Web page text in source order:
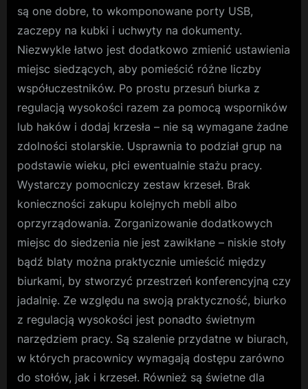
są one dobre, to wkomponowane porty USB,
zaczepy na kubki i uchwyty na dokumenty.
Niezwykle łatwo jest dodatkowo zmienić ustawienia
miejsc siedzących, aby pomieścić różne liczby
współuczestników. Po prostu przesuń biurka z
regulacją wysokości razem za pomocą wsporników
lub haków i dodaj krzesła – nie są wymagane żadne
zdolności stolarskie. Usprawnia to podział grup na
podstawie wieku, płci ewentualnie stażu pracy.
Wystarczy pomocniczy zestaw krzeseł. Brak
konieczności zakupu kolejnych mebli albo
oprzyrządowania. Zorganizowanie dodatkowych
miejsc do siedzenia nie jest zawikłane – niskie stoły
bądź blaty można praktycznie umieścić między
biurkami, by stworzyć przestrzeń konferencyjną czy
jadalnię. Ze względu na swoją praktyczność, biurko
z regulacją wysokości jest ponadto świetnym
narzędziem pracy. Są szalenie przydatne w biurach,
w których pracownicy wymagają dostępu zarówno
do stołów, jak i krzeseł. Również są świetne dla